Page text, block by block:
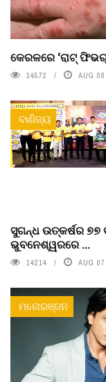
କେରଳରେ ‘ରାଟ୍
14572 AUG
ବାଣିଜ୍ୟ
ସୁଗନ୍ଧ ଉତ୍କର୍ଷର ୭୭
ଭୁବନେଶ୍ୱରରେ ...
14214 AUG
ମନୋରଞ୍ଜନ